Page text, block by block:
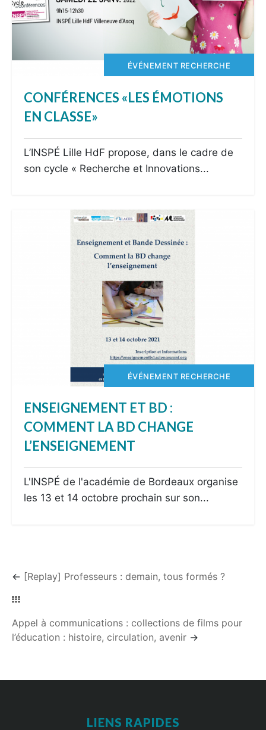
ÉVÉNEMENT RECHERCHE
CONFÉRENCES «LES ÉMOTIONS
EN CLASSE»
L’INSPÉ Lille HdF propose, dans le cadre de
son cycle « Recherche et Innovations...
ÉVÉNEMENT RECHERCHE
ENSEIGNEMENT ET BD :
COMMENT LA BD CHANGE
L’ENSEIGNEMENT
L'INSPÉ de l'académie de Bordeaux organise
les 13 et 14 octobre prochain sur son...
← [Replay] Professeurs : demain, tous formés ?
Appel à communications : collections de films pour
l’éducation : histoire, circulation, avenir →
LIENS RAPIDES